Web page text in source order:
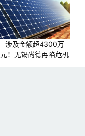
涉及金额超4300万
元！无锡尚德再陷危机